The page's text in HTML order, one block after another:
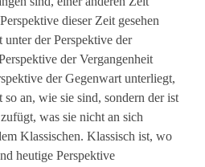
dieser Zeit gesehen
unter der Perspektive der
der Vergangenheit
der Gegenwart unterliegt,
an, wie sie sind, sondern der ist
was sie nicht an sich
Klassischen. Klassisch ist, wo
heutige Perspektive